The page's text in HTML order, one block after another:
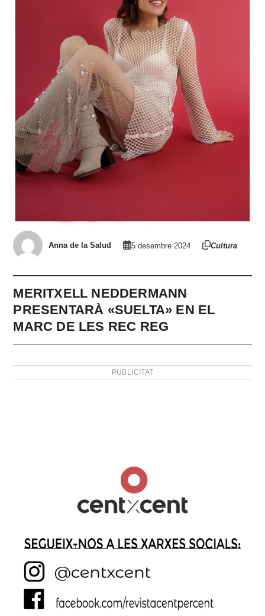
Anna de la Salud 5 desembre 2024 Cultura
MERITXELL NEDDERMANN
PRESENTARÀ «SUELTA» EN EL
MARC DE LES REC REG
PUBLICITAT